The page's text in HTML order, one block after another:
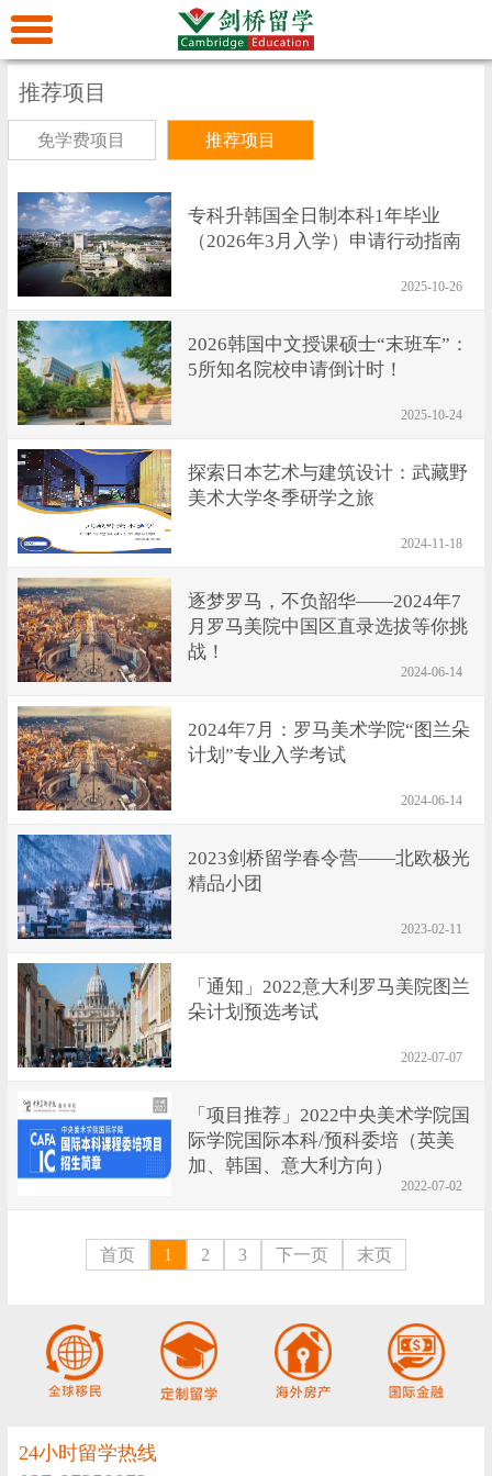
首
页
美
留
学
新
留
学
欧
洲
留
学
亚
洲
留
学
艺
术
留
学
留
学
专
题
留
学
顾
问
关
于
我
推荐项目
免学费项目 推荐项目
专科升韩国全日制本科1年毕业
（2026年3月入学）申请行动指南
2025-10-26
2026韩国中文授课硕士“末班车”：
5所知名院校申请倒计时！
2025-10-24
探索日本艺术与建筑设计：武藏野
美术大学冬季研学之旅
2024-11-18
逐梦罗马，不负韶华——2024年7
月罗马美院中国区直录选拔等你挑
战！
2024-06-14
2024年7月：罗马美术学院“图兰朵
计划”专业入学考试
2024-06-14
2023剑桥留学春令营——北欧极光
精品小团
2023-02-11
「通知」2022意大利罗马美院图兰
朵计划预选考试
2022-07-07
「项目推荐」2022中央美术学院国
际学院国际本科/预科委培（英美
加、韩国、意大利方向）
2022-07-02
首页 1 2 3 下一页 末页
24小时留学热线